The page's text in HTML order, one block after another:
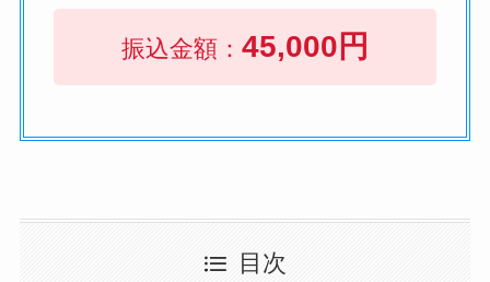
振込金額： 45,000円
目次